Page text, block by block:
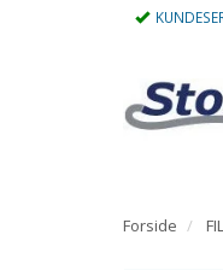
Forside